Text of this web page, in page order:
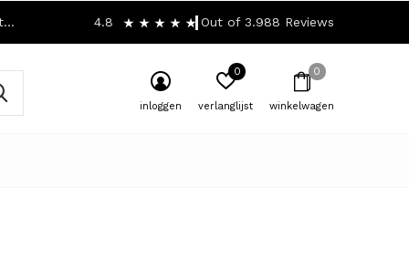
inloggen verlanglijst
0
winkelwagen
0
4.8 Out of 3.988 Reviews